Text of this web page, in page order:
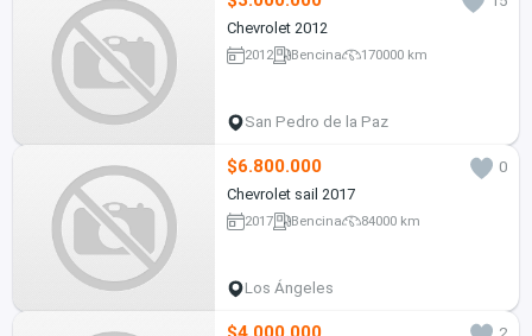
Chevrolet 2012
2012 Bencina 170000 km
San Pedro de la Paz
$6.800.000
0
Chevrolet sail 2017
2017 Bencina 84000 km
Los Ángeles